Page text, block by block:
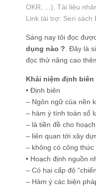
OKR, ...) Tài liệu
Link tài trợ: Seri sách
Sáng nay tôi đọc
dụng nào ? . Đây là
đọc thử nâng cao
Khái niệm định
• Định biên
– Ngôn ngữ của nền
– hàm ý tính toán số
– là tiền đề cho
– liên quan tới xây
– không có công thức
• Hoạch định nguồn
– Có hai cấp độ
– Hàm ý các biện